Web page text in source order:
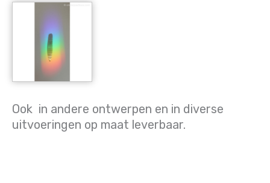
Ook in andere ontwerpen en in diverse
uitvoeringen op maat leverbaar.